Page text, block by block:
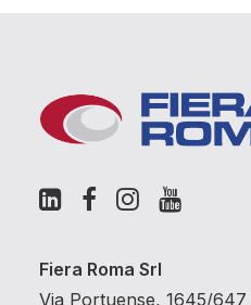
Fiera Roma Srl
Via Portuense, 1645/647